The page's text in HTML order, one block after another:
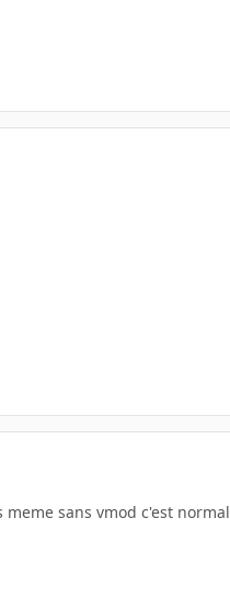
sans vmod c'est normal